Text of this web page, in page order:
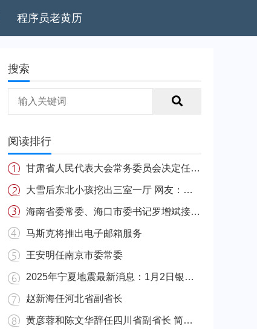
程序员老黄历
搜索
阅读排行
甘肃省人民代表大会常务委员会决定任免名单
大雪后东北小孩挖出三室一厅 网友：南方的娃很羡慕
海南省委常委、海口市委书记罗增斌接受中央纪委国家监委纪律审查和监察调查
马斯克将推出电子邮箱服务
王安明任南京市委常委
2025年宁夏地震最新消息：1月2日银川发生4.8级地震
赵新海任河北省副省长
黄彦蓉和陈文华辞任四川省副省长 简历资料照片